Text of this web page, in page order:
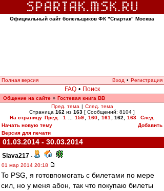
Официальный сайт болельщиков ФК "Спартак" Москва
Полная версия Вход • Регистрация
FAQ • Поиск
Общение на сайте » Гостевая книга ВВ
Пред. тема | След. тема
Страница 162 из 163 [ Сообщений: 8104 ]
На страницу Пред. 1 159 160 161 162 163
След.
Начать новую тему
Добавить
Версия для печати
01.03.2014 - 30.03.2014
Slava217 -
01 мар 2014 20:18
To PSG, я готовпомогать с билетами по мере
сил, но у меня абон, так что покупаю билеты